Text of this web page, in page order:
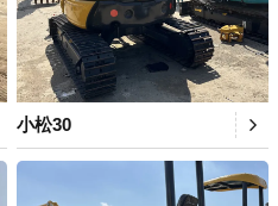
小松30